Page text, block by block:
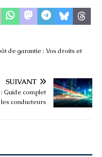
de garantie : Vos droits et
SUIVANT
Guide complet
conducteurs